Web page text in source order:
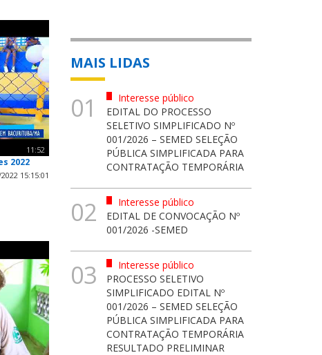
11:52
2022
15:15:01
MAIS LIDAS
01
Interesse público
EDITAL DO PROCESSO
SELETIVO SIMPLIFICADO Nº
001/2026 – SEMED SELEÇÃO
PÚBLICA SIMPLIFICADA PARA
CONTRATAÇÃO TEMPORÁRIA
02
Interesse público
EDITAL DE CONVOCAÇÃO Nº
001/2026 -SEMED
03
Interesse público
PROCESSO SELETIVO
SIMPLIFICADO EDITAL Nº
001/2026 – SEMED SELEÇÃO
PÚBLICA SIMPLIFICADA PARA
CONTRATAÇÃO TEMPORÁRIA
RESULTADO PRELIMINAR